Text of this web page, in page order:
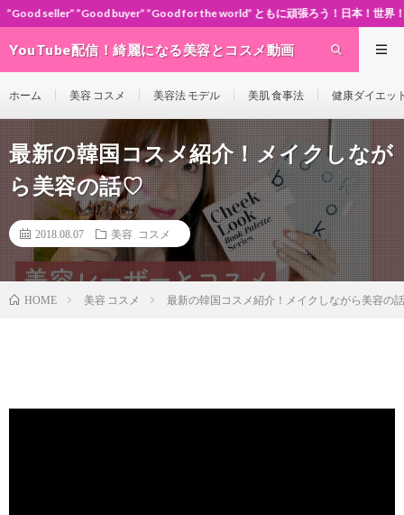
buyer” ”Good for the world” ともに頑張ろう！日本！世界！
YouTube配信！綺麗になる美容とコスメ動画
ホーム 美容 コスメ 美容法 モデル 美肌 食事法 健康ダイエッ
最新の韓国コスメ紹介！メイクしなが
ら美容の話♡
2018.08.07 美容 コスメ
HOME 美容 コスメ 最新の韓国コスメ紹介！メイクしながら美容の